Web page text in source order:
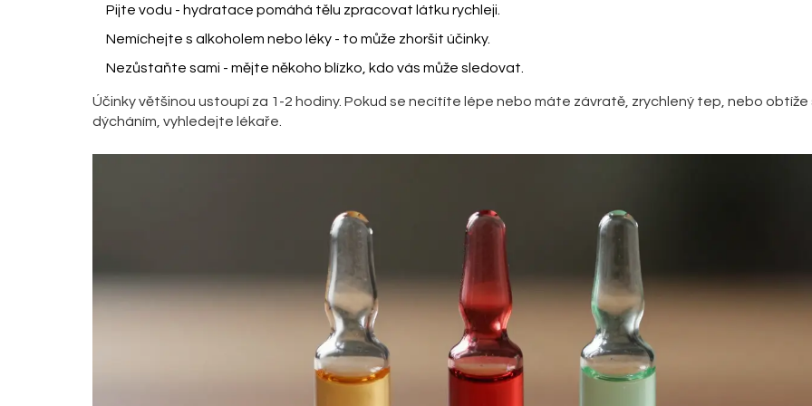
Pijte vodu - hydratace pomáhá tělu zpracovat látku rychleji.
Nemíchejte s alkoholem nebo léky - to může zhoršit účinky.
Nezůstaňte sami - mějte někoho blízko, kdo vás může sledovat.
Účinky většinou ustoupí za 1-2 hodiny. Pokud se necítíte lépe nebo máte závratě, zrychlený tep, nebo obtíže
dýcháním, vyhledejte lékaře.